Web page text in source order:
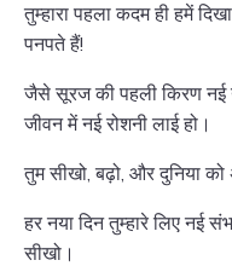
तुम्हारा पहला कदम ही हमें
पनपते हैं!
जैसे सूरज की पहली किरण नई
जीवन में नई रोशनी लाई हो।
तुम सीखो, बढ़ो, और दुनिया
हर नया दिन तुम्हारे लिए नई
सीखो।